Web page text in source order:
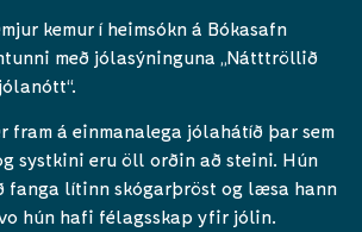
kemur í heimsókn á Bókasafn
með jólasýninguna „Nátttröllið
fram á einmanalega jólahátíð þar sem
systkini eru öll orðin að steini. Hún
fanga lítinn skógarþröst og læsa hann
hún hafi félagsskap yfir jólin.